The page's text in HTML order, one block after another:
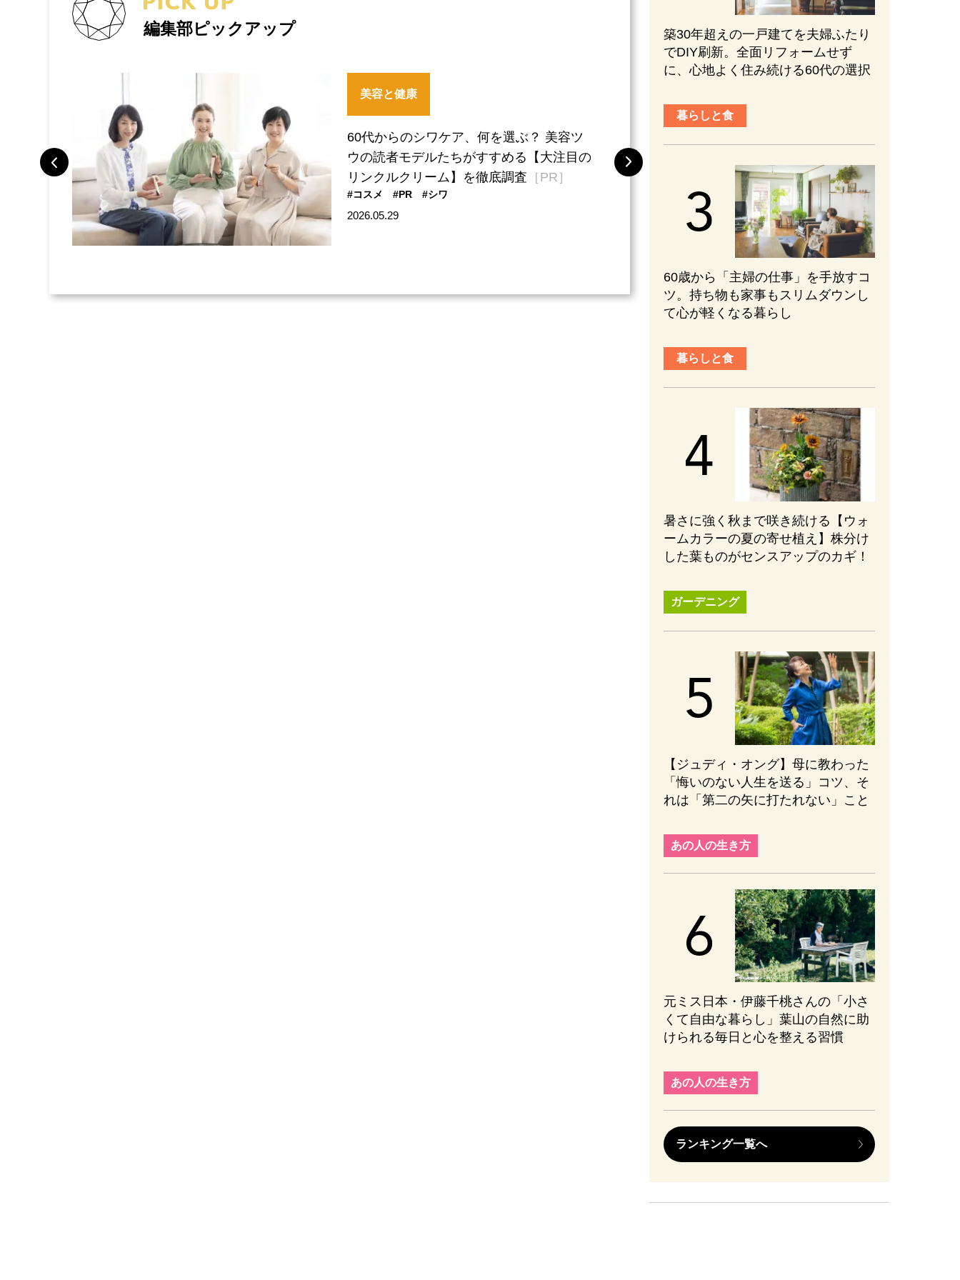
編集部ピックアップ
検証した
美容と健康
60代からのシワケア、何を選ぶ？ 美容ツ
ウの読者モデルたちがすすめる【大注目の
リンクルクリーム】を徹底調査 ［PR］
#コスメ #PR #シワ
2026.05.29
かれる【ネタ
#エンターテインメ
2026.08.01
築30年超えの一戸建てを夫婦ふたり
でDIY刷新。全面リフォームせず
に、心地よく住み続ける60代の選択
暮らしと食
60歳から「主婦の仕事」を手放すコ
ツ。持ち物も家事もスリムダウンし
て心が軽くなる暮らし
暮らしと食
暑さに強く秋まで咲き続ける【ウォ
ームカラーの夏の寄せ植え】株分け
した葉ものがセンスアップのカギ！
ガーデニング
【ジュディ・オング】母に教わった
「悔いのない人生を送る」コツ、そ
れは「第二の矢に打たれない」こと
あの人の生き方
元ミス日本・伊藤千桃さんの「小さ
くて自由な暮らし」葉山の自然に助
けられる毎日と心を整える習慣
あの人の生き方
ランキング一覧へ